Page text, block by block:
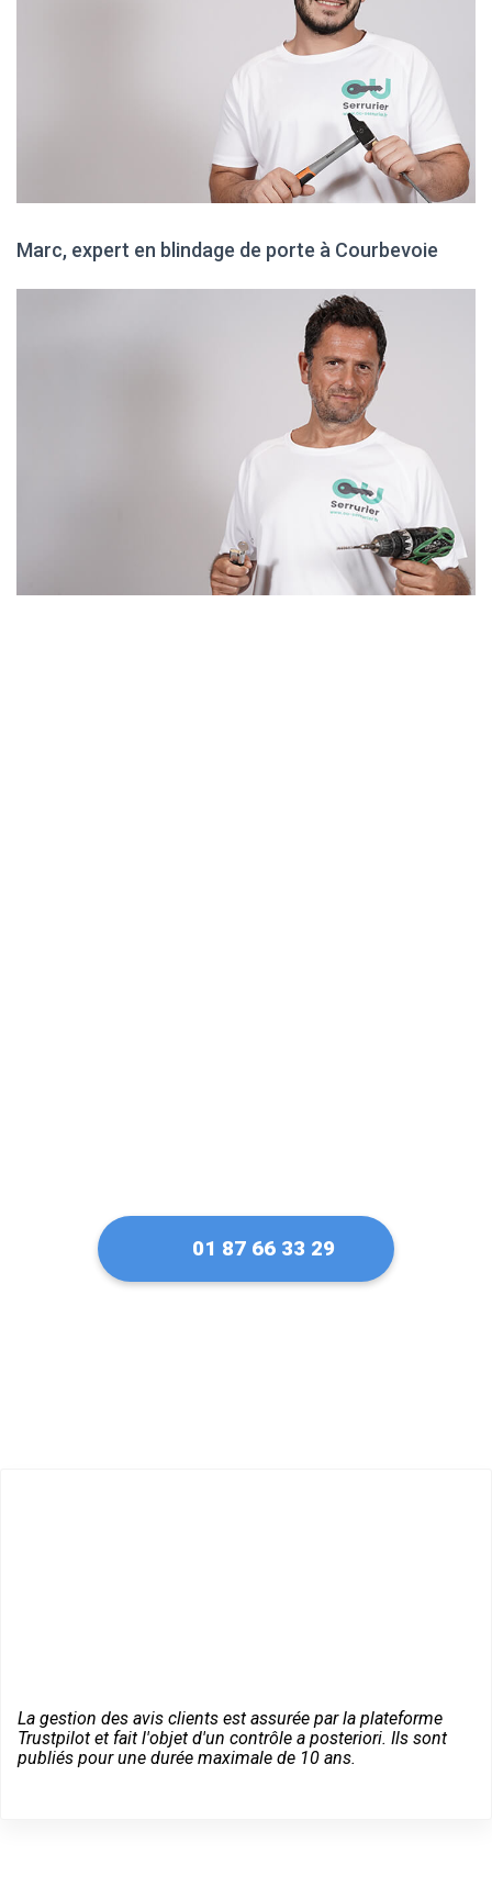
Marc, expert en blindage de porte à Courbevoie
01 87 66 33 29
La gestion des avis clients est assurée par la plateforme
Trustpilot et fait l'objet d'un contrôle a posteriori. Ils sont
publiés pour une durée maximale de 10 ans.